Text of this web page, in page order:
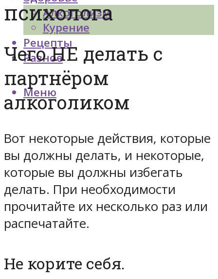
Алкоголизм
Курение
Рецепты
Разное
Меню
психолога
Чего НЕ делать с
партнёром
алкоголиком
Вот некоторые действия, которые
вы должны делать, и некоторые,
которые вы должны избегать
делать. При необходимости
прочитайте их несколько раз или
распечатайте.
Не корите себя.